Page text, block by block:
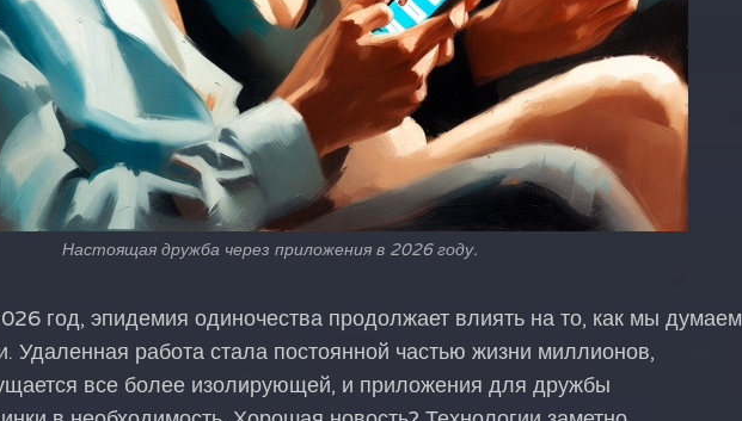
Настоящая дружба через приложения в 2026 году.
год, эпидемия одиночества продолжает влиять на то, как мы думаем
Удаленная работа стала постоянной частью жизни миллионов,
все более изолирующей, и приложения для дружбы